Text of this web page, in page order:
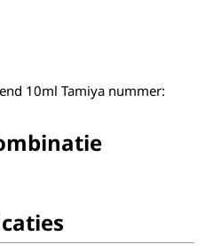
10ml Tamiya nummer: